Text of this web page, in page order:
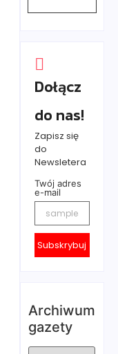
Dołącz
do nas!
Zapisz się
do
Newsletera
Twój adres
e-mail
Subskrybuj
Archiwum
gazety